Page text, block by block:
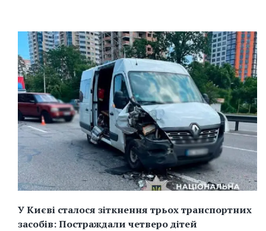
У Києві сталося зіткнення трьох транспортних
засобів: Постраждали четверо дітей